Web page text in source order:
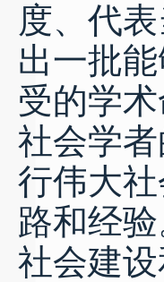
度、代
出一批
受的学
社会学
行伟大
路和经
社会建